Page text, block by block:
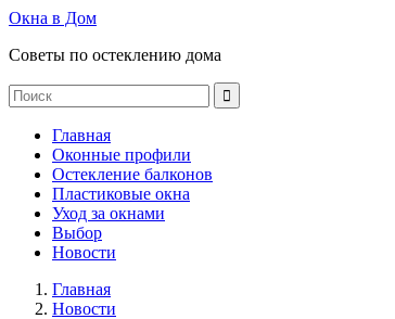
Окна в Дом
Советы по остеклению дома
Главная
Оконные профили
Остекление балконов
Пластиковые окна
Уход за окнами
Выбор
Новости
Главная
Новости